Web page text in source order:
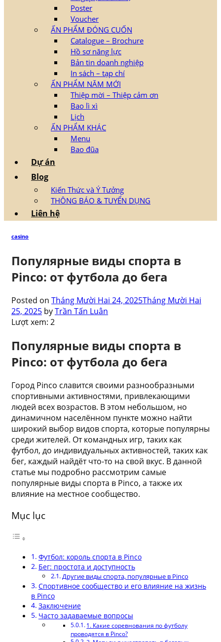
Poster
Voucher
ẤN PHẨM ĐÓNG CUỐN
Catalogue – Brochure
Hồ sơ năng lực
Bản tin doanh nghiệp
In sách – tạp chí
ẤN PHẨM NĂM MỚI
Thiệp mời – Thiệp cảm ơn
Bao lì xì
Lịch
ẤN PHẨM KHÁC
Menu
Bao đũa
Dự án
Blog
Kiến Thức và Ý Tưởng
THÔNG BÁO & TUYỂN DỤNG
Liên hệ
casino
Популярные виды спорта в
Pinco: от футбола до бега
Posted on Tháng Mười Hai 24, 2025Tháng Mười Hai
25, 2025 byTrần Tấn Luân
Lượt xem: 2
Популярные виды спорта в
Pinco: от футбола до бега
Город Pinco славится своими разнообразными
спортивными активностями, привлекающими
людей всех возрастов. В этом небольшом, но
динамичном населённом пункте можно найти
широкий выбор видов спорта, которые популярны
среди жителей. От командных игр, таких как
футбол, до индивидуальных активностей, таких как
бег, каждый найдёт что-то на свой вкус. В данной
статье мы подробно рассмотрим самые
популярные виды спорта в Pinco, а также их
влияние на местное сообщество.
Mục lục
Футбол: король спорта в Pinco
Бег: простота и доступность
Другие виды спорта, популярные в Pinco
Спортивное сообщество и его влияние на жизнь
в Pinco
Заключение
Часто задаваемые вопросы
1. Какие соревнования по футболу
проводятся в Pinco?